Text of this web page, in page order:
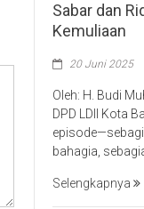
Sabar dan
Kemuliaan
20 Juni 2025
Oleh: H. Budi
DPD LDII Kota
bahagia,
Selengkapnya